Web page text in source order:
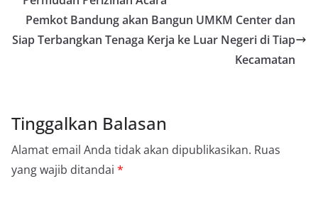
Pemkot Bandung akan Bangun UMKM Center dan
Siap Terbangkan Tenaga Kerja ke Luar Negeri di Tiap
Kecamatan
Tinggalkan Balasan
Alamat email Anda tidak akan dipublikasikan. Ruas
yang wajib ditandai *